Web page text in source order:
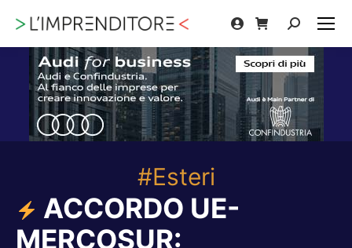
Cerca:
#Esteri
ACCORDO UE-
MERCOSUR: